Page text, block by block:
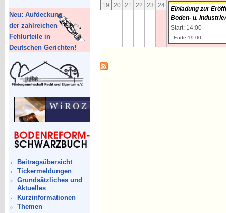
Neu: Aufdeckung
der zahlreichen
Fehlurteile in
Deutschen Gerichten!
Beitragsübersicht
Tickermeldungen
Grundsätzliches und
Aktuelles
Kurzinformationen
Themen
19
20 21 22 23 24
Einladung zur
Boden- u.
Start: 14:00
Ende:19:00